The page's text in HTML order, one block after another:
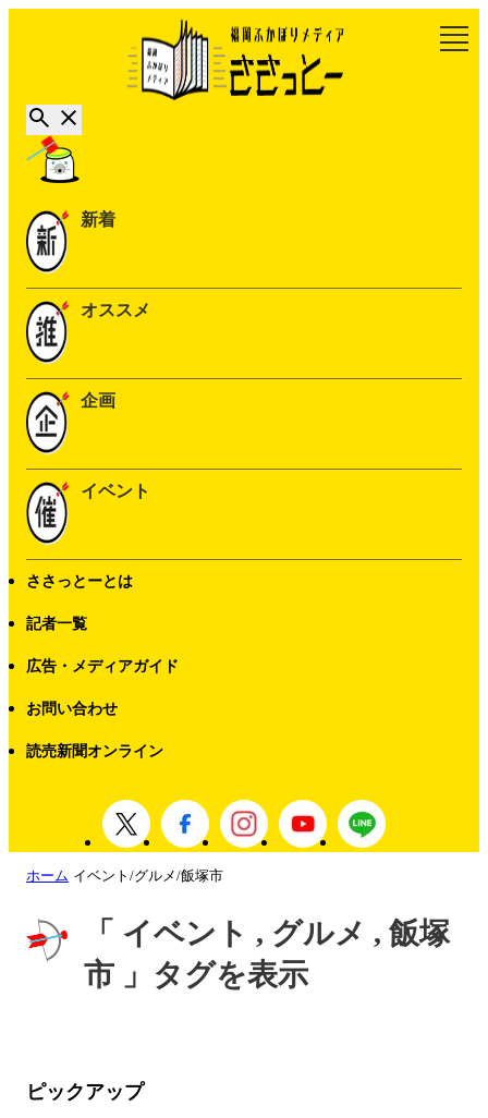
新着
オススメ
企画
イベント
ささっとーとは
記者一覧
広告・メディアガイド
お問い合わせ
読売新聞オンライン
ホーム イベント/グルメ/飯塚市
「 イベント , グルメ , 飯塚
市 」タグを表示
ピックアップ